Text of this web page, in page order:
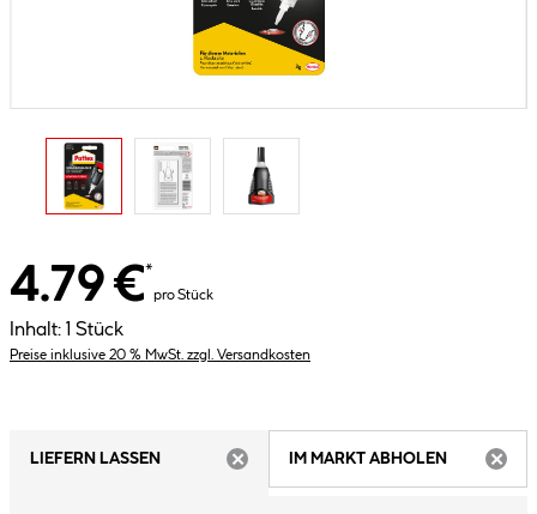
4.79 €*
pro Stück
Inhalt: 1 Stück
Preise inklusive 20 % MwSt. zzgl. Versandkosten
LIEFERN LASSEN
IM MARKT ABHOLEN